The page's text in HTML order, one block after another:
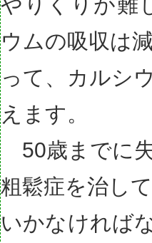
ウムの吸収は減
って、カルシ
えます。
50歳までに
粗鬆症を治して
いかなければ